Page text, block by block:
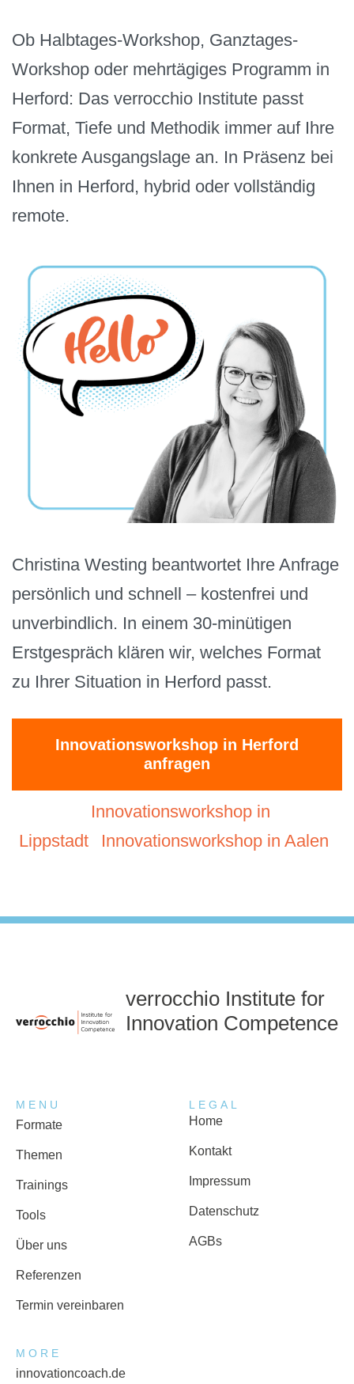
Ob Halbtages-Workshop, Ganztages-
Workshop oder mehrtägiges Programm in
Herford: Das verrocchio Institute passt
Format, Tiefe und Methodik immer auf Ihre
konkrete Ausgangslage an. In Präsenz bei
Ihnen in Herford, hybrid oder vollständig
remote.
Christina Westing beantwortet Ihre Anfrage
persönlich und schnell – kostenfrei und
unverbindlich. In einem 30-minütigen
Erstgespräch klären wir, welches Format
zu Ihrer Situation in Herford passt.
Innovationsworkshop in Herford
anfragen
Innovationsworkshop in
Lippstadt
Innovationsworkshop in Aalen
verrocchio Institute for
Innovation Competence
MENU
Formate
Themen
Trainings
Tools
Über uns
Referenzen
Termin vereinbaren
LEGAL
Home
Kontakt
Impressum
Datenschutz
AGBs
MORE
innovationcoach.de